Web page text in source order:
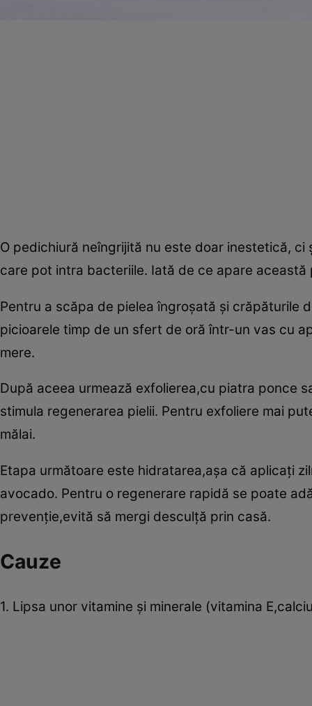
O pedichiură neîngrijită nu este doar inestetică,
care pot intra bacteriile. Iată de ce apare
Pentru a scăpa de pielea îngroşată şi crăpăturile
picioarele timp de un sfert de oră într-un vas cu
mere.
După aceea urmează exfolierea,cu piatra ponce
stimula regenerarea pielii. Pentru exfoliere mai
mălai.
Etapa următoare este hidratarea,aşa că aplicaţi
avocado. Pentru o regenerare rapidă se poate
prevenţie,evită să mergi desculţă prin casă.
Cauze
1. Lipsa unor vitamine şi minerale (vitamina